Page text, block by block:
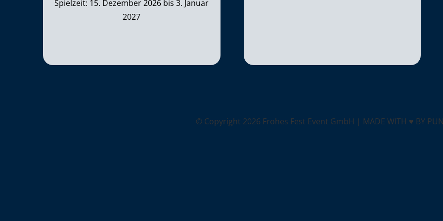
Spielzeit: 15. Dezember 2026 bis 3. Januar
2027
© Copyright 2026 Frohes Fest Event GmbH | MADE WITH ♥ BY